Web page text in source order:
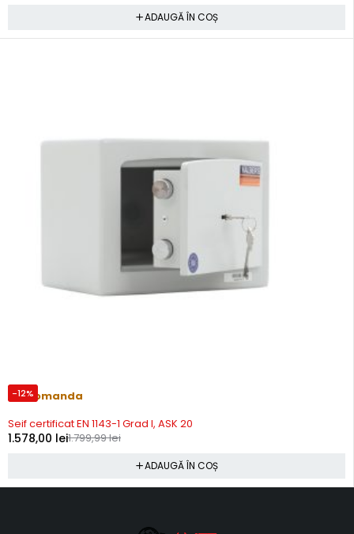
ADAUGĂ ÎN COȘ
-12%
Precomanda
Seif certificat EN 1143-1 Grad I, ASK 20
1.799,99lei
1.578,00 lei
ADAUGĂ ÎN COȘ